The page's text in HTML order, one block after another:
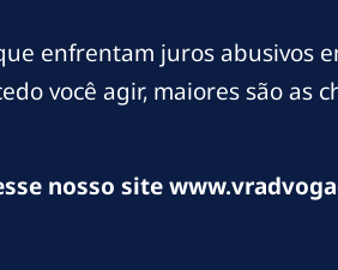
enfrentam juros abusivos
você agir, maiores são as
nosso site